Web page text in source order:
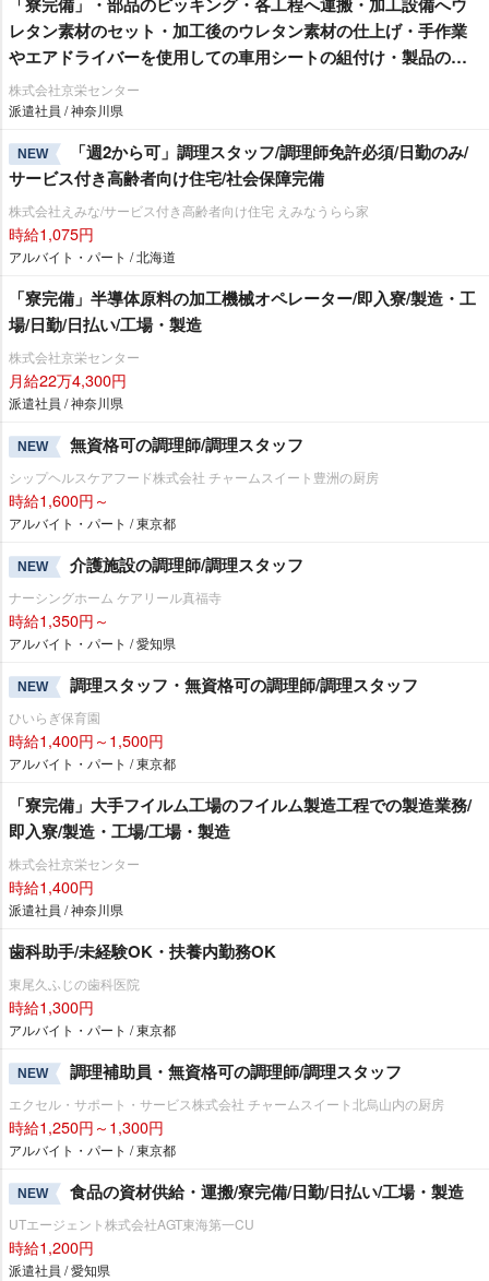
「寮完備」・部品のピッキング・各工程へ運搬・加工設備へウ
レタン素材のセット・加工後のウレタン素材の仕上げ・手作業
エアドライバーを使用しての車用シートの組付け・製品の検
査作業/即入寮/製造・工場
株式会社京栄センター
派遣社員 / 神奈川県
NEW
「週2から可」調理スタッフ/調理師免許必須/日勤のみ/
サービス付き高齢者向け住宅/社会保障完備
株式会社えみな/サービス付き高齢者向け住宅 えみなうらら家
時給1,075円
アルバイト・パート / 北海道
「寮完備」半導体原料の加工機械オペレーター/即入寮/製造・工
場/日勤/日払い/工場・製造
株式会社京栄センター
月給22万4,300円
派遣社員 / 神奈川県
NEW 無資格可の調理師/調理スタッフ
シップヘルスケアフード株式会社 チャームスイート豊洲の厨房
時給1,600円～
アルバイト・パート / 東京都
NEW 介護施設の調理師/調理スタッフ
ナーシングホーム ケアリール真福寺
時給1,350円～
アルバイト・パート / 愛知県
NEW 調理スタッフ・無資格可の調理師/調理スタッフ
ひいらぎ保育園
時給1,400円～1,500円
アルバイト・パート / 東京都
「寮完備」大手フイルム工場のフイルム製造工程での製造業務/
即入寮/製造・工場/工場・製造
株式会社京栄センター
時給1,400円
派遣社員 / 神奈川県
歯科助手/未経験OK・扶養内勤務OK
東尾久ふじの歯科医院
時給1,300円
アルバイト・パート / 東京都
NEW 調理補助員・無資格可の調理師/調理スタッフ
エクセル・サポート・サービス株式会社 チャームスイート北烏山内の厨房
時給1,250円～1,300円
アルバイト・パート / 東京都
NEW 食品の資材供給・運搬/寮完備/日勤/日払い/工場・製造
UTエージェント株式会社AGT東海第一CU
時給1,200円
派遣社員 / 愛知県